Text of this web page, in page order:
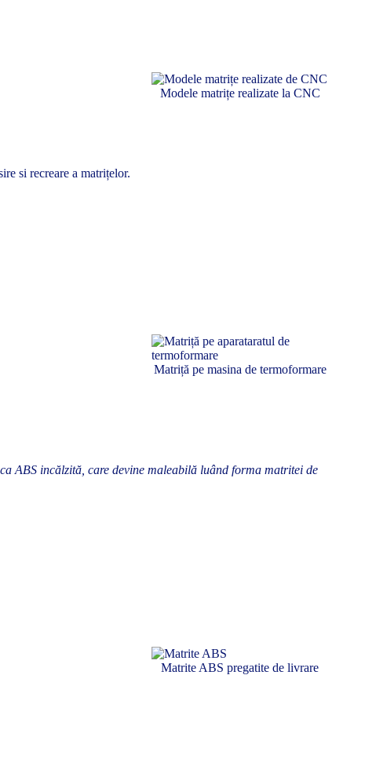
Modele matrițe realizate la CNC
si recreare a matrițelor.
Matriță pe masina de termoformare
ABS incălzită, care devine maleabilă luând forma matritei de
Matrite ABS pregatite de livrare